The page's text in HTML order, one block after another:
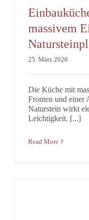
massivem
25. März 2026
Die Küche mit
Fronten und einer
Naturstein wirkt
Leichtigkeit. [...]
Read More